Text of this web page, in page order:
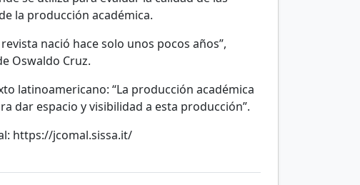
la producción académica.
nació hace solo unos pocos años”,
Oswaldo Cruz.
latinoamericano: “La producción académica
dar espacio y visibilidad a esta producción”.
https://jcomal.sissa.it/